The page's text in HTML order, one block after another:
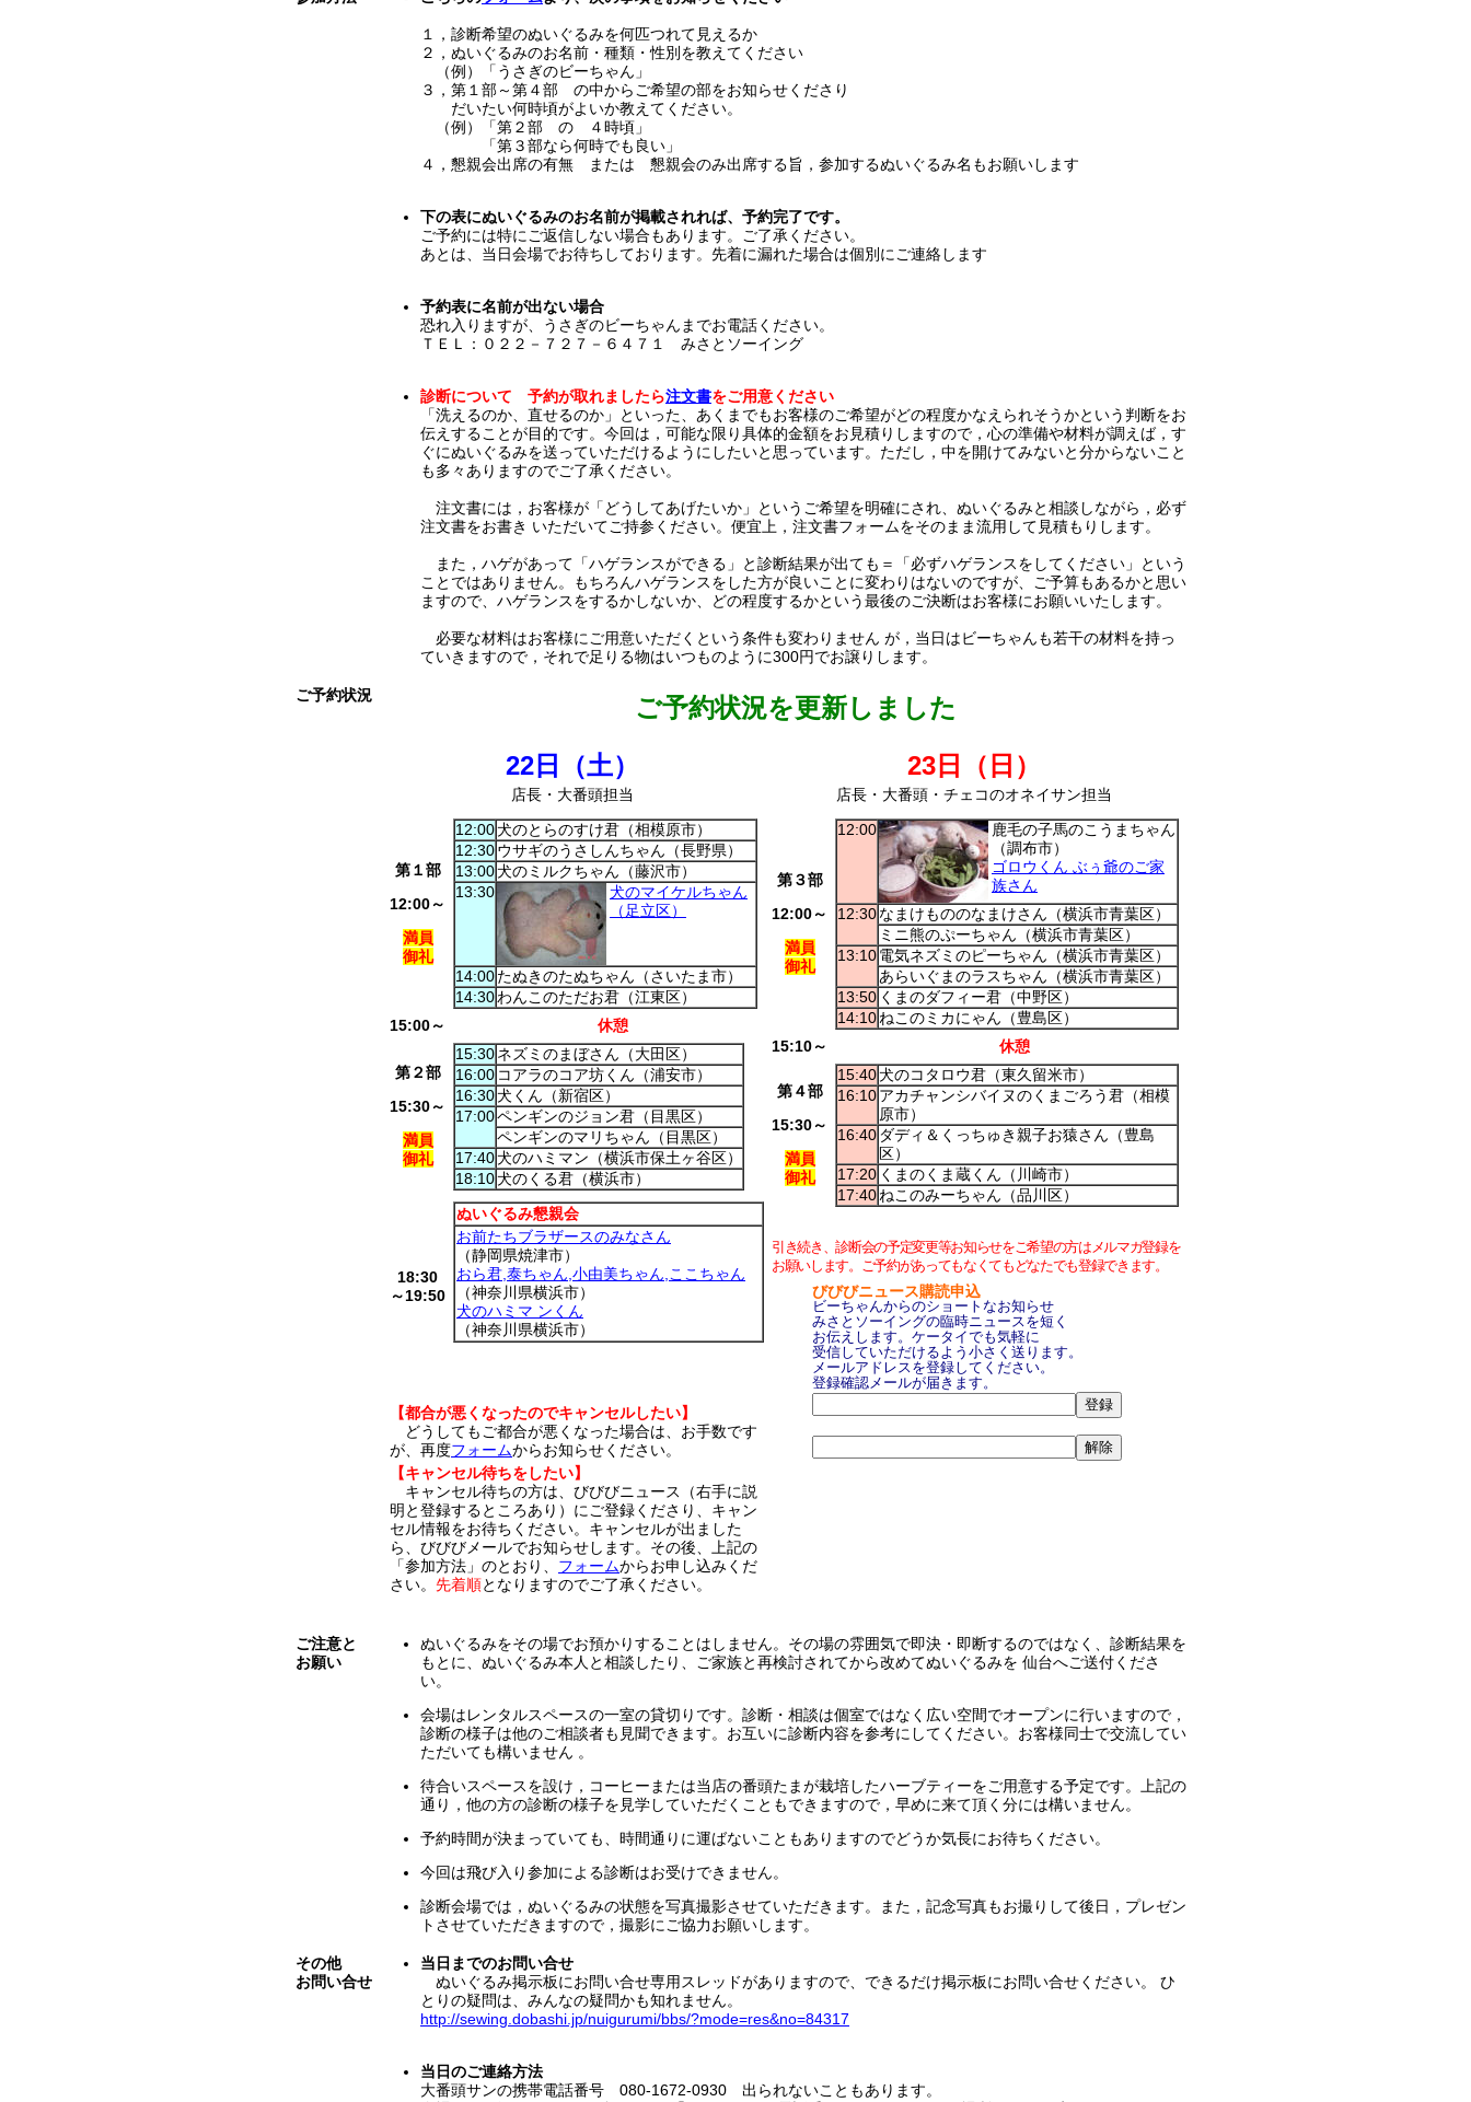
１，診断希望のぬいぐるみを何匹つれて見えるか
２，ぬいぐるみのお名前・種類・性別を教えてください
（例）「うさぎのビーちゃん」
３，第１部～第４部 の中からご希望の部をお知らせくださり
だいたい何時頃がよいか教えてください。
（例）「第２部 の ４時頃」
「第３部なら何時でも良い」
４，懇親会出席の有無 または 懇親会のみ出席する旨，参加するぬいぐるみ名もお願いします
下の表にぬいぐるみのお名前が掲載されれば、予約完了です。
ご予約には特にご返信しない場合もあります。ご了承ください。
あとは、当日会場でお待ちしております。先着に漏れた場合は個別にご連絡します
予約表に名前が出ない場合
恐れ入りますが、うさぎのビーちゃんまでお電話ください。
ＴＥＬ：０２２－７２７－６４７１ みさとソーイング
診断について 予約が取れましたら注文書をご用意ください
「洗えるのか、直せるのか」といった、あくまでもお客様のご希望がどの程度かなえられそうかという判断をお
伝えすることが目的です。今回は，可能な限り具体的金額をお見積りしますので，心の準備や材料が調えば，す
ぐにぬいぐるみを送っていただけるようにしたいと思っています。ただし，中を開けてみないと分からないこと
も多々ありますのでご了承ください。
注文書には，お客様が「どうしてあげたいか」というご希望を明確にされ、ぬいぐるみと相談しながら，必ず
注文書をお書き いただいてご持参ください。便宜上，注文書フォームをそのまま流用して見積もりします。
また，ハゲがあって「ハゲランスができる」と診断結果が出ても＝「必ずハゲランスをしてください」という
ことではありません。もちろんハゲランスをした方が良いことに変わりはないのですが、ご予算もあるかと思い
ますので、ハゲランスをするかしないか、どの程度するかという最後のご決断はお客様にお願いいたします。
必要な材料はお客様にご用意いただくという条件も変わりません が，当日はビーちゃんも若干の材料を持っ
ていきますので，それで足りる物はいつものように300円でお譲りします。
ご予約状況
ご予約状況を更新しました
22日（土）
23日（日）
店長・大番頭担当 店長・大番頭・チェコのオネイサン担当
第１部
12:00～
満員
御礼
12:00犬のとらのすけ君（相模原市）
12:30ウサギのうさしんちゃん（長野県）
13:00犬のミルクちゃん（藤沢市）
13:30
犬のマイケルちゃん
（足立区）
14:00たぬきのたぬちゃん（さいたま市）
14:30わんこのただお君（江東区）
15:00～
休憩
第２部
15:30～
満員
御礼
15:30ネズミのまぼさん（大田区）
16:00 コアラのコア坊くん（浦安市）
16:30犬くん（新宿区）
17:00ペンギンのジョン君（目黒区）
ペンギンのマリちゃん（目黒区）
17:40犬のハミマン（横浜市保土ヶ谷区）
18:10犬のくる君（横浜市）
18:30
～19:50
ぬいぐるみ懇親会
お前たちブラザースのみなさん
（静岡県焼津市）
おら君,泰ちゃん,小由美ちゃん,ここちゃん
（神奈川県横浜市）
犬のハミマ ンくん
（神奈川県横浜市）
【都合が悪くなったのでキャンセルしたい】
どうしてもご都合が悪くなった場合は、お手数です
が、再度フォームからお知らせください。
【キャンセル待ちをしたい】
キャンセル待ちの方は、びびびニュース（右手に説
明と登録するところあり）にご登録くださり、キャン
セル情報をお待ちください。キャンセルが出ました
ら、びびびメールでお知らせします。その後、上記の
「参加方法」のとおり、 フォームからお申し込みくだ
さい。 先着順となりますのでご了承ください。
第３部
12:00～
満員
御礼
12:00
鹿毛の子馬のこうまちゃん
（調布市）
ゴロウくん ぶぅ爺のご家
族さん
12:30なまけもののなまけさん（横浜市青葉区）
ミニ熊のぷーちゃん（横浜市青葉区）
13:10電気ネズミのピーちゃん（横浜市青葉区）
あらいぐまのラスちゃん（横浜市青葉区）
13:50 くまのダフィー君（中野区）
14:10ねこのミカにゃん（豊島区）
15:10～
休憩
第４部
15:30～
満員
御礼
15:40犬のコタロウ君（東久留米市）
16:10アカチャンシバイヌのくまごろう君（相模
原市）
16:40 ダディ＆くっちゅき親子お猿さん（豊島
区）
17:20 くまのくま蔵くん（川崎市）
17:40ねこのみーちゃん（品川区）
引き続き、診断会の予定変更等お知らせをご希望の方はメルマガ登録を
お願いします。ご予約があってもなくてもどなたでも登録できます。
びびびニュース購読申込
ビーちゃんからのショートなお知らせ
みさとソーイングの臨時ニュースを短く
お伝えします。ケータイでも気軽に
受信していただけるよう小さく送ります。
メールアドレスを登録してください。
登録確認メールが届きます。
ご注意と
お願い
ぬいぐるみをその場でお預かりすることはしません。その場の雰囲気で即決・即断するのではなく、診断結果を
もとに、ぬいぐるみ本人と相談したり、ご家族と再検討されてから改めてぬいぐるみを 仙台へご送付くださ
い。
会場はレンタルスペースの一室の貸切りです。診断・相談は個室ではなく広い空間でオープンに行いますので，
診断の様子は他のご相談者も見聞できます。お互いに診断内容を参考にしてください。お客様同士で交流してい
ただいても構いません 。
待合いスペースを設け，コーヒーまたは当店の番頭たまが栽培したハーブティーをご用意する予定です。上記の
通り，他の方の診断の様子を見学していただくこともできますので，早めに来て頂く分には構いません。
予約時間が決まっていても、時間通りに運ばないこともありますのでどうか気長にお待ちください。
今回は飛び入り参加による診断はお受けできません。
診断会場では，ぬいぐるみの状態を写真撮影させていただきます。また，記念写真もお撮りして後日，プレゼン
トさせていただきますので，撮影にご協力お願いします。
その他
お問い合せ
当日までのお問い合せ
ぬいぐるみ掲示板にお問い合せ専用スレッドがありますので、できるだけ掲示板にお問い合せください。 ひ
とりの疑問は、みんなの疑問かも知れません。
http://sewing.dobashi.jp/nuigurumi/bbs/?mode=res&no=84317
当日のご連絡方法
大番頭サンの携帯電話番号 080-1672-0930 出られないこともあります。